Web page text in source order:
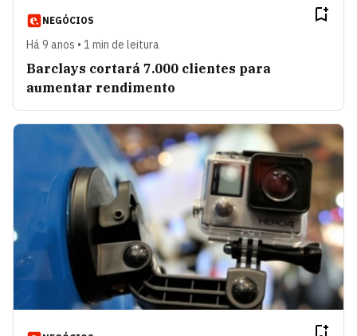
NEGÓCIOS
Há 9 anos • 1 min de leitura
Barclays cortará 7.000 clientes para
aumentar rendimento